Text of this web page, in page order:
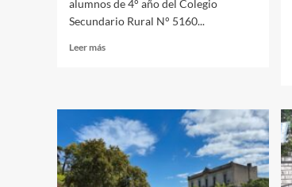
alumnos de 4° año del Colegio
Secundario Rural N° 5160...
Leer másRead
crean
una
app
contra
el